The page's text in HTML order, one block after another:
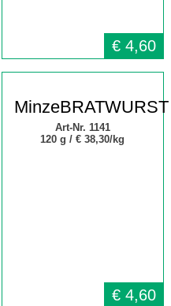
€ 4,60
MinzeBRATWURST
Art-Nr. 1141
120 g /€ 38,30/kg
€ 4,60